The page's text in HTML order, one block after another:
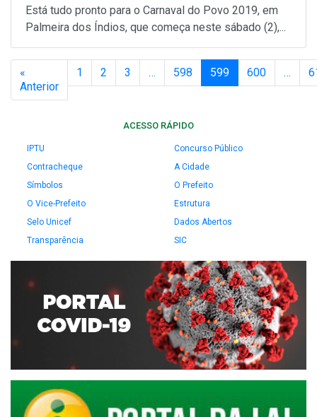
Está tudo pronto para o Carnaval do Povo 2019, em
Palmeira dos Índios, que começa neste sábado (2),...
«
Anterior
1 2 3 … 598 599 600 …
ACESSO RÁPIDO
IPTU
Concurso Público
Contracheque
A Cidade
Símbolos
O Prefeito
O Vice-Prefeito
Estrutura
Selo Unicef
Dados Abertos
Transparência
SIC